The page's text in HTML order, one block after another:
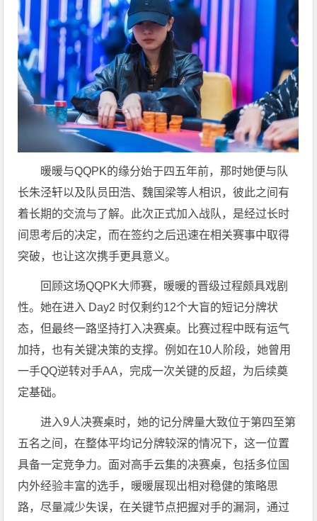
暖暖与QQPK的缘分始于四五年前，那时她便与队
长朱泾轩以及队员田浩、魏国梁等人相识，彼此之间有
着长期的交流与了解。此次正式加入战队，是经过长时
间思考后的决定，而在签约之后迅速在相关赛事中取得
突破，也让这次携手更具意义。
回顾这场QQPK大师赛，暖暖的晋级过程颇具戏剧
性。她在进入 Day2 时仅剩约12个大盲的短记分牌状
态，但最终一路坚持打入决赛桌。比赛过程中既有运气
加持，也有关键决策的支撑。例如在10人阶段，她曾用
一手QQ逆转对手AA，完成一次关键的反超，为后续奠
定基础。
进入9人决赛桌时，她的记分牌量大致位于第四至第
五名之间，在整体平均记分牌较深的情况下，这一位置
具备一定竞争力。面对高手云集的决赛桌，包括多位国
内外经验丰富的选手，暖暖展现出相对稳健的策略思
路，尽量减少失误，在关键节点把握对手的漏洞，通过